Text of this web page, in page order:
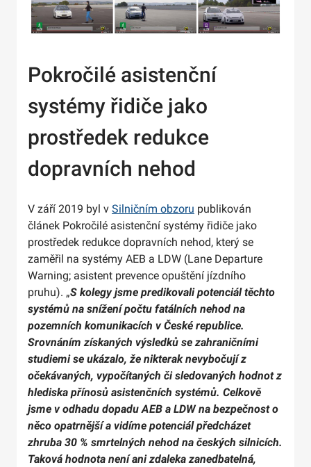
Pokročilé asistenční
systémy řidiče jako
prostředek redukce
dopravních nehod
V září 2019 byl v Silničním obzoru publikován
článek Pokročilé asistenční systémy řidiče jako
prostředek redukce dopravních nehod, který se
zaměřil na systémy AEB a LDW (Lane Departure
Warning; asistent prevence opuštění jízdního
pruhu). „S kolegy jsme predikovali potenciál těchto
systémů na snížení počtu fatálních nehod na
pozemních komunikacích v České republice.
Srovnáním získaných výsledků se zahraničními
studiemi se ukázalo, že nikterak nevybočují z
očekávaných, vypočítaných či sledovaných hodnot z
hlediska přínosů asistenčních systémů. Celkově
jsme v odhadu dopadu AEB a LDW na bezpečnost o
něco opatrnější a vidíme potenciál předcházet
zhruba 30 % smrtelných nehod na českých silnicích.
Taková hodnota není ani zdaleka zanedbatelná,